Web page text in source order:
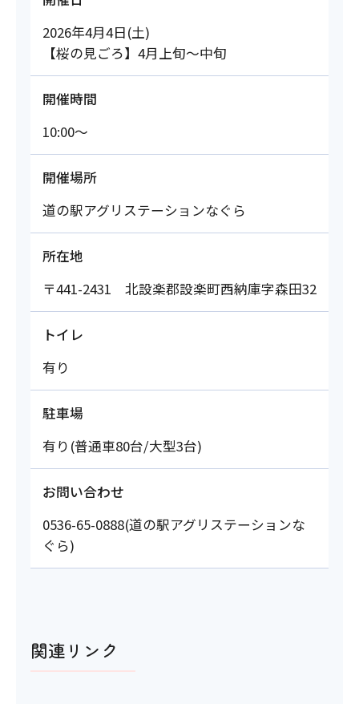
2026年4月4日(土)
【桜の見ごろ】4月上旬～中旬
開催時間
10:00～
開催場所
道の駅アグリステーションなぐら
所在地
〒441-2431 北設楽郡設楽町西納庫字森田32
トイレ
有り
駐車場
有り(普通車80台/大型3台)
お問い合わせ
0536-65-0888(道の駅アグリステーションな
ぐら)
関連リンク